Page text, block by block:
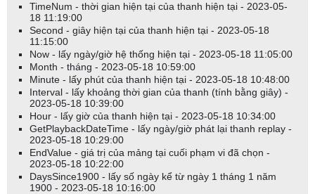
TimeNum - thời gian hiện tại của thanh hiện tại - 2023-05-
18 11:19:00
Second - giây hiện tại của thanh hiện tại - 2023-05-18
11:15:00
Now - lấy ngày/giờ hệ thống hiện tại - 2023-05-18 11:05:00
Month - tháng - 2023-05-18 10:59:00
Minute - lấy phút của thanh hiện tại - 2023-05-18 10:48:00
Interval - lấy khoảng thời gian của thanh (tính bằng giây) -
2023-05-18 10:39:00
Hour - lấy giờ của thanh hiện tại - 2023-05-18 10:34:00
GetPlaybackDateTime - lấy ngày/giờ phát lại thanh replay -
2023-05-18 10:29:00
EndValue - giá trị của mảng tại cuối phạm vi đã chọn -
2023-05-18 10:22:00
DaysSince1900 - lấy số ngày kể từ ngày 1 tháng 1 năm
1900 - 2023-05-18 10:16:00